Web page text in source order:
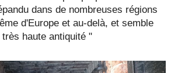
dans de nombreuses régions
d'Europe et au-delà, et semble
haute antiquité "